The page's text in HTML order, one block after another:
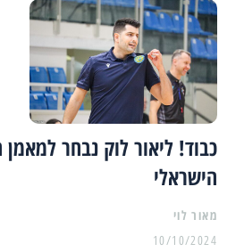
כבוד! ליאור לוק נבחר
הישראלי
מאור לוי
10/10/2024